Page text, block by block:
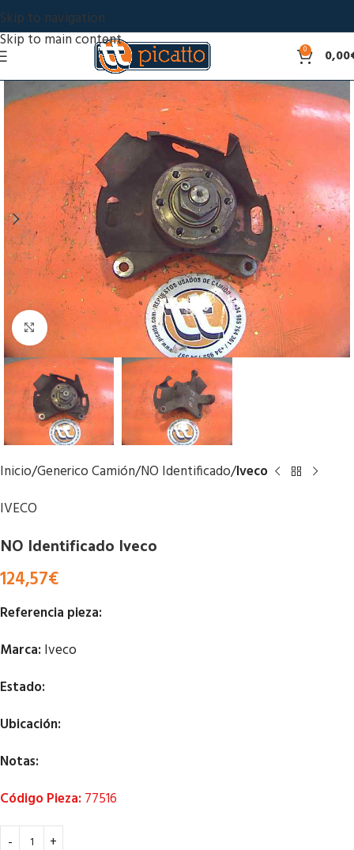
Skip to navigation
Skip to main content
0 0,00
Click to enlarge
Inicio Generico Camión NO Identificado Iveco
IVECO
NO Identificado Iveco
124,57€
Referencia pieza:
Marca: Iveco
Estado:
Ubicación:
Notas:
Código Pieza: 77516